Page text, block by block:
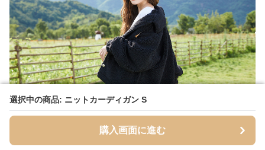
選択中の商品: ニットカーディガン S
購入画面に進む
選択中の商品: ニットカーディガン S
購入画面に進む